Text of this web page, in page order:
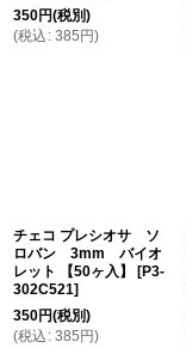
350円(税別)
(税込 : 385 円)
チェコ プレシオサ ソ
ロバン 3mm バイオ
レット 【50ヶ入】
[P3-
302C521]
350円(税別)
(税込 : 385 円)